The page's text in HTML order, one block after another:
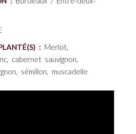
: Merlot,
cabernet sauvignon,
sémillon, muscadelle